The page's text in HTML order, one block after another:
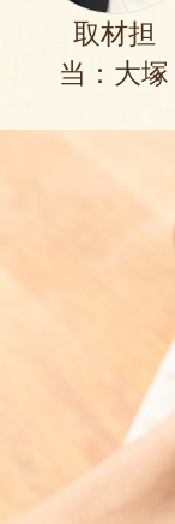
取材担
当：大塚